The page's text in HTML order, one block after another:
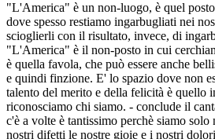
"L'America" è un non-luogo, è quel
dove spesso restiamo ingarbugliati nei
scioglierli con il risultato, invece, di
"L'America" è il non-posto in cui
è quella favola, che può essere anche
e quindi finzione. E' lo spazio dove non
talento del merito e della felicità è quello
riconosciamo chi siamo. - conclude il
c'è a volte è tantissimo perchè siamo
nostri difetti le nostre gioie e i nostri